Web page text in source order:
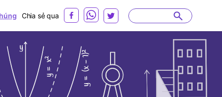
Chia sẻ qua